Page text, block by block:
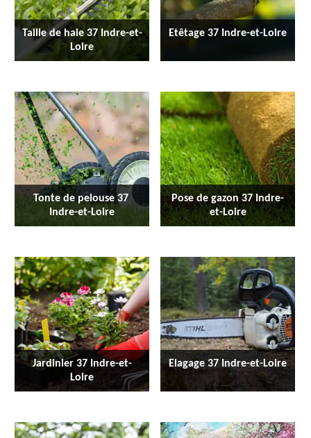
Taille de haie 37 Indre-et-
Loire
Etêtage 37 Indre-et-Loire
Tonte de pelouse 37
Indre-et-Loire
Pose de gazon 37 Indre-
et-Loire
Jardinier 37 Indre-et-
Loire
Elagage 37 Indre-et-Loire